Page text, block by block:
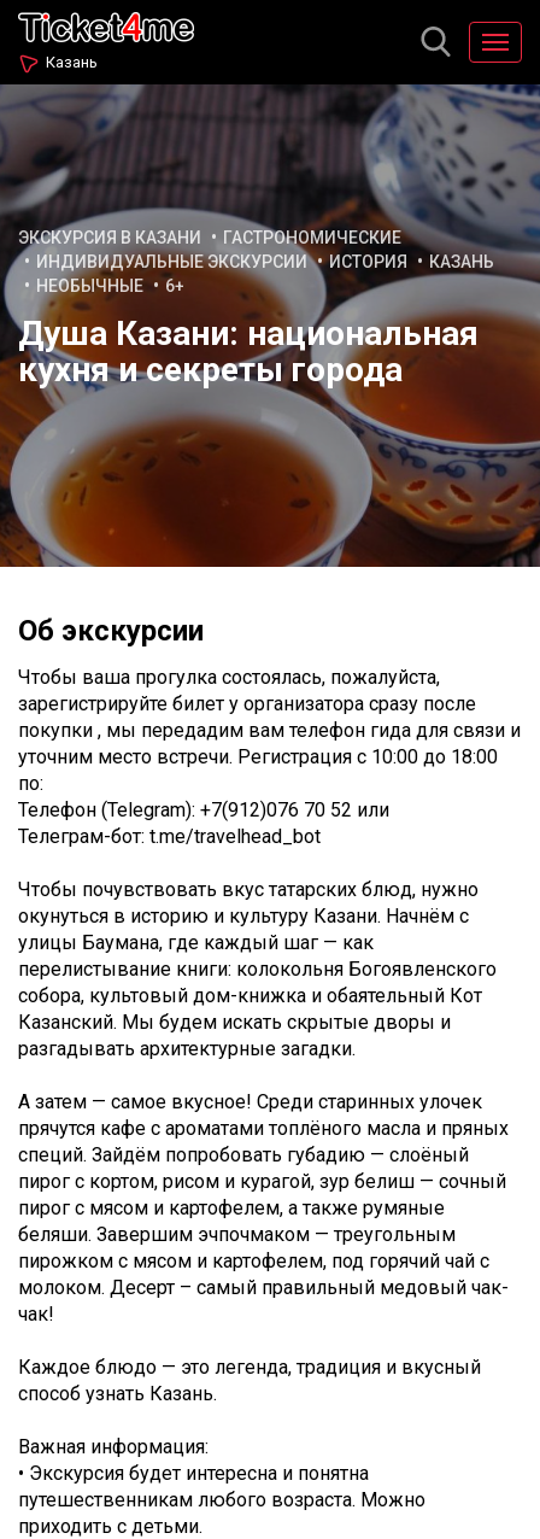
Казань
ЭКСКУРСИЯ В КАЗАНИ
ГАСТРОНОМИЧЕСКИЕ
ИНДИВИДУАЛЬНЫЕ ЭКСКУРСИИ
ИСТОРИЯ
КАЗАНЬ
НЕОБЫЧНЫЕ
6+
Душа Казани: национальная
кухня и секреты города
Об экскурсии
Чтобы ваша прогулка состоялась, пожалуйста,
зарегистрируйте билет у организатора сразу после
покупки , мы передадим вам телефон гида для связи и
уточним место встречи. Регистрация с 10:00 до 18:00
по:
Телефон (Telegram): +7(912)076 70 52 или
Телеграм-бот: t.me/travelhead_bot
Чтобы почувствовать вкус татарских блюд, нужно
окунуться в историю и культуру Казани. Начнём с
улицы Баумана, где каждый шаг — как
перелистывание книги: колокольня Богоявленского
собора, культовый дом-книжка и обаятельный Кот
Казанский. Мы будем искать скрытые дворы и
разгадывать архитектурные загадки.
А затем — самое вкусное! Среди старинных улочек
прячутся кафе с ароматами топлёного масла и пряных
специй. Зайдём попробовать губадию — слоёный
пирог с кортом, рисом и курагой, зур белиш — сочный
пирог с мясом и картофелем, а также румяные
беляши. Завершим эчпочмаком — треугольным
пирожком с мясом и картофелем, под горячий чай с
молоком. Десерт – самый правильный медовый чак-
чак!
Каждое блюдо — это легенда, традиция и вкусный
способ узнать Казань.
Важная информация:
• Экскурсия будет интересна и понятна
путешественникам любого возраста. Можно
приходить с детьми.